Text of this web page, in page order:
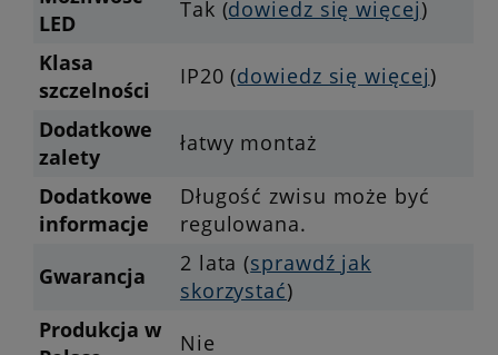
LED
Tak (dowiedz się więcej)
Klasa
szczelności
IP20 (dowiedz się więcej)
Dodatkowe
zalety
łatwy montaż
Dodatkowe
informacje
Długość zwisu może być
regulowana.
Gwarancja
2 lata (sprawdź jak
skorzystać)
Produkcja w
Nie